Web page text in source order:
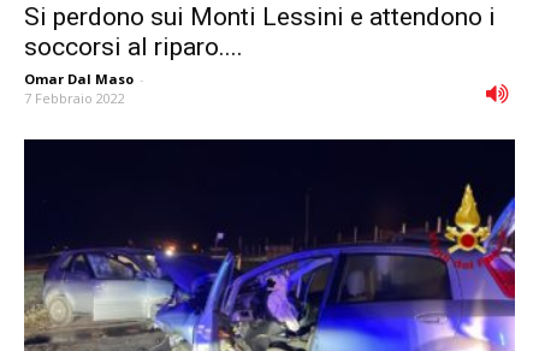
Si perdono sui Monti Lessini e attendono i
soccorsi al riparo....
Omar Dal Maso -
7 Febbraio 2022